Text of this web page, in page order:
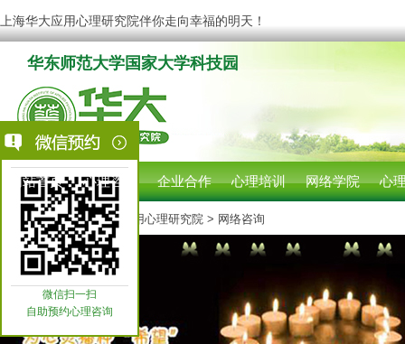
上海华大应用心理研究院伴你走向幸福的明天！
华东师范大学国家大学科技园
网站首页 心理咨询 企业合作 心理培训 网络学院 心
您现在的位置:上海华大应用心理研究院 > 网络咨询
微信扫一扫
自助预约心理咨询